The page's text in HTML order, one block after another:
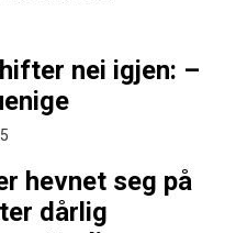
nei igjen: –
hevnet seg på
dårlig